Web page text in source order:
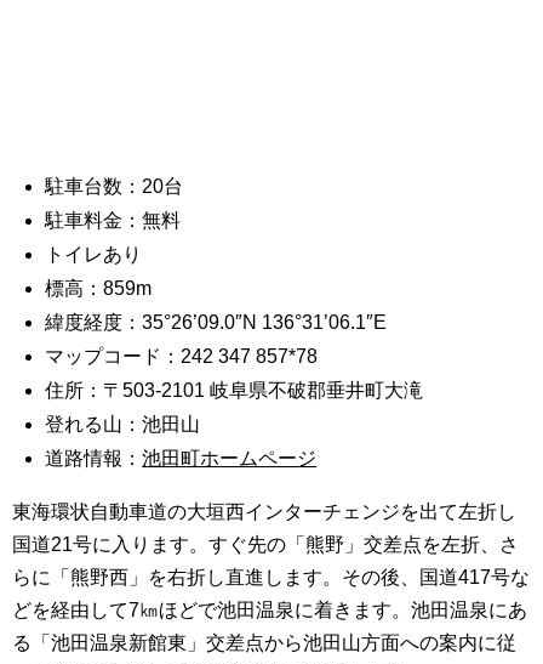
駐車台数：20台
駐車料金：無料
トイレあり
標高：859m
緯度経度：35°26’09.0″N 136°31’06.1″E
マップコード：242 347 857*78
住所：〒503-2101 岐阜県不破郡垂井町大滝
登れる山：池田山
道路情報：池田町ホームページ
東海環状自動車道の大垣西インターチェンジを出て左折し
国道21号に入ります。すぐ先の「熊野」交差点を左折、さ
らに「熊野西」を右折し直進します。その後、国道417号な
どを経由して7㎞ほどで池田温泉に着きます。池田温泉にあ
る「池田温泉新館東」交差点から池田山方面への案内に従